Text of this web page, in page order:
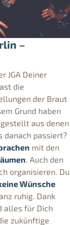
–
JGA Deiner
die
der Braut
Grund haben
aus denen
danach passiert?
mit den
. Auch den
organisieren. Du
Wünsche
ruhig. Dank
alles für Dich
zukünftige